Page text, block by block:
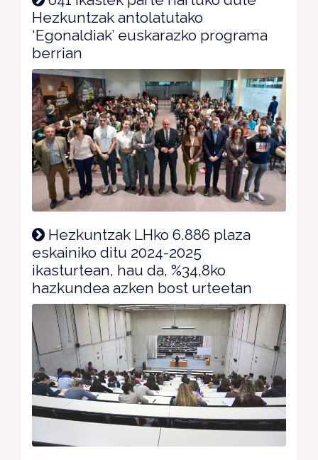
Hezkuntzak antolatutako
‘Egonaldiak’ euskarazko programa
berrian
Hezkuntzak LHko 6.886 plaza
eskainiko ditu 2024-2025
ikasturtean, hau da, %34,8ko
hazkundea azken bost urteetan